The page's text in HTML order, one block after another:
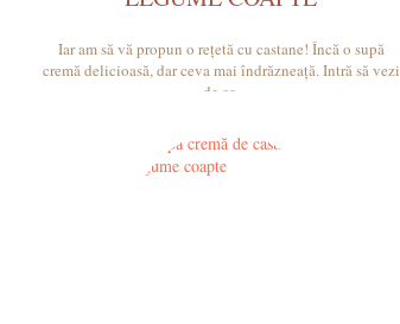
Iar am să vă propun o rețetă cu castane! Încă o supă
cremă delicioasă, dar ceva mai îndrăzneață. Intră să vezi
de ce.